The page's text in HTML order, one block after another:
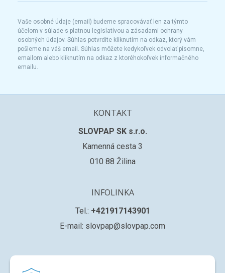
Vaše osobné údaje (email) budeme spracovávať len za týmto
účelom v súlade s platnou legislatívou a zásadami ochrany
osobných údajov. Súhlas potvrdíte kliknutím na odkaz, ktorý vám
pošleme na váš email. Súhlas môžete kedykoľvek odvolať písomne,
emailom alebo kliknutím na odkaz z ktoréhokoľvek informačného
emailu.
KONTAKT
SLOVPAP SK s.r.o.
Kamenná cesta 3
010 88 Žilina
INFOLINKA
Tel.: +421917143901
E-mail: slovpap@slovpap.com